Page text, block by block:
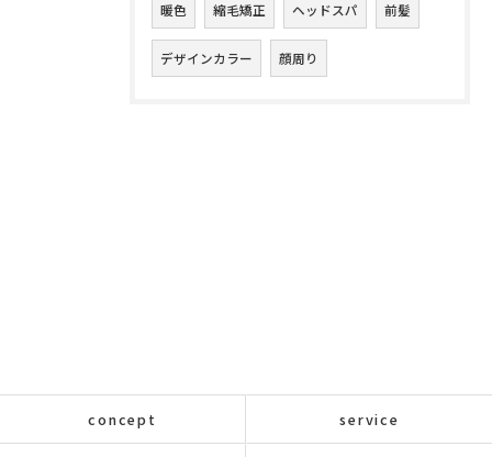
暖色 縮毛矯正 ヘッドスパ 前髪
デザインカラー 顔周り
concept service